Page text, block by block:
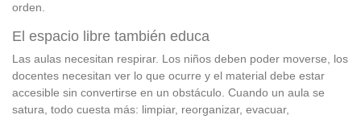
orden.
El espacio libre también educa
Las aulas necesitan respirar. Los niños deben poder moverse, los
docentes necesitan ver lo que ocurre y el material debe estar
accesible sin convertirse en un obstáculo. Cuando un aula se
satura, todo cuesta más: limpiar, reorganizar, evacuar,